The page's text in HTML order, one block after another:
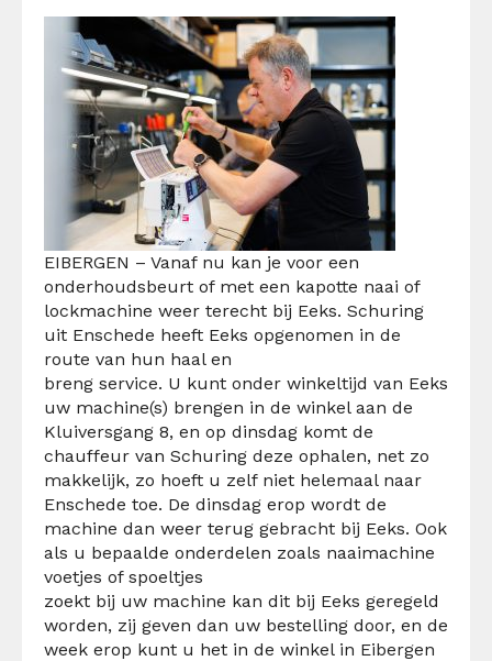
EIBERGEN – Vanaf nu kan je voor een
onderhoudsbeurt of met een kapotte naai of
lockmachine weer terecht bij Eeks. Schuring
uit Enschede heeft Eeks opgenomen in de
route van hun haal en
breng service. U kunt onder winkeltijd van Eeks
uw machine(s) brengen in de winkel aan de
Kluiversgang 8, en op dinsdag komt de
chauffeur van Schuring deze ophalen, net zo
makkelijk, zo hoeft u zelf niet helemaal naar
Enschede toe. De dinsdag erop wordt de
machine dan weer terug gebracht bij Eeks. Ook
als u bepaalde onderdelen zoals naaimachine
voetjes of spoeltjes
zoekt bij uw machine kan dit bij Eeks geregeld
worden, zij geven dan uw bestelling door, en de
week erop kunt u het in de winkel in Eibergen